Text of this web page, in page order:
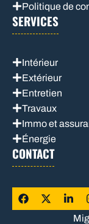
Politique de
SERVICES
Intérieur
Extérieur
Entretien
Travaux
Immo et
Énergie
CONTACT